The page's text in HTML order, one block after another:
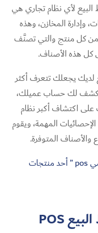
البيع لأي نظام تجاري هي
وإدارة المخازن، وهذه
من كل منتج والتي تصنَّف
هذه الأصناف.
لديك يجعلك تتعرف أكثر
تكشف لك حساب عميلك،
اكتشاف أكبر نظام
المهمة، ويقوم
والأصناف المتوفرة.
برامج نقاط البيع ” الخوارزمي pos ” أحد منتجات
POS